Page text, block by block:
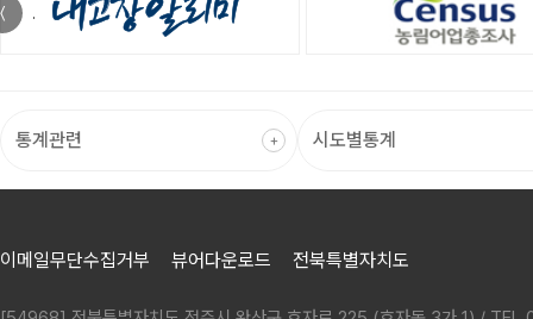
〈
이메일무단수집거부 뷰어다운로드 전북특별자치도